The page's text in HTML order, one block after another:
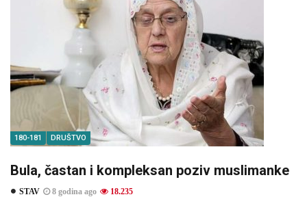
180-181 DRUŠTVO
Bula, častan i kompleksan poziv muslimanke
STAV 8 godina ago 18.235